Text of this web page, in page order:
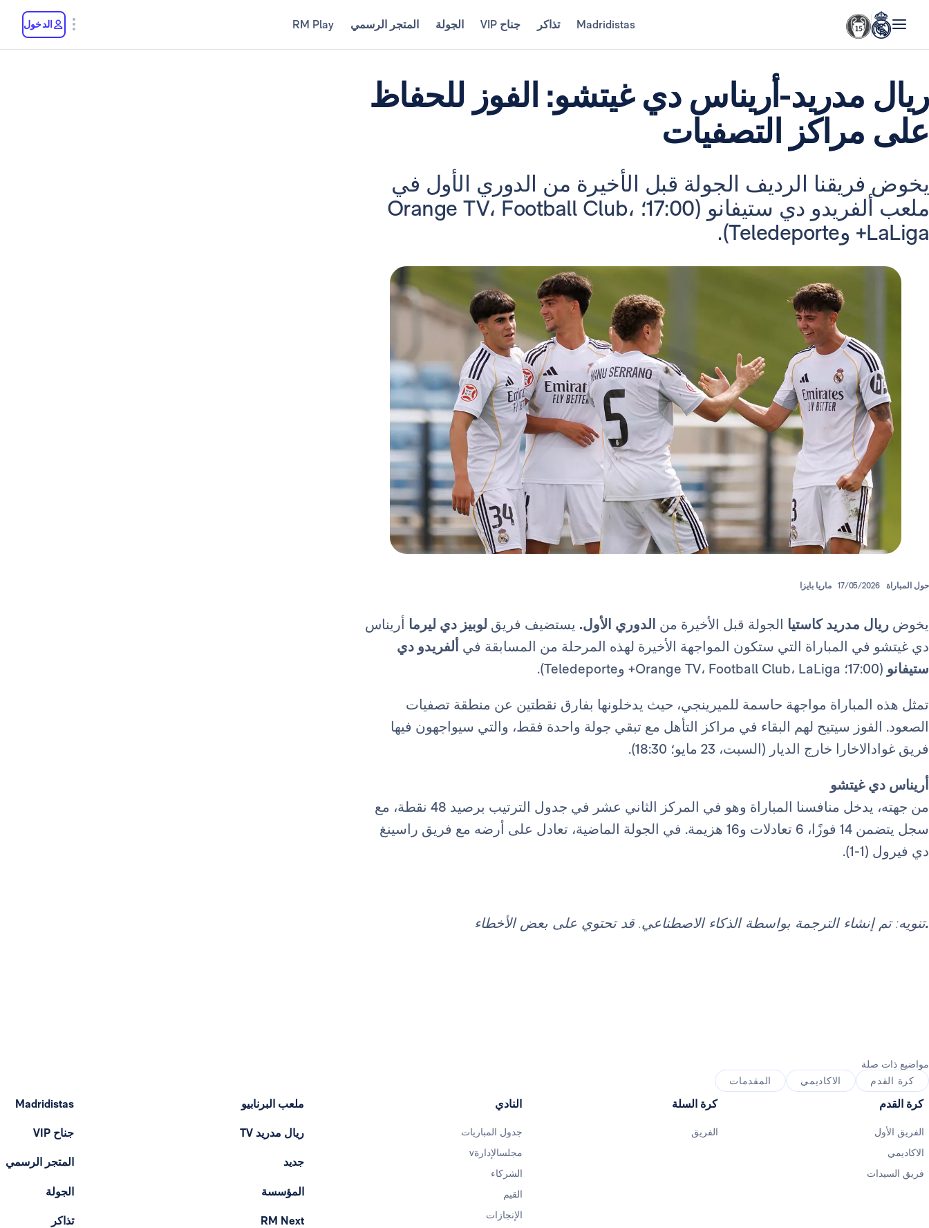
Madridistas تذاكر جناح VIP الجولة المتجر الرسمي RM Play الدخول
ريال مدريد-أريناس دي غيتشو: الفوز للحفاظ
على مراكز التصفيات
يخوض فريقنا الرديف الجولة قبل الأخيرة من الدوري الأول في
ملعب ألفريدو دي ستيفانو (17:00؛ Orange TV، Football Club،
LaLiga+ وTeledeporte).
حول المباراة 17/05/2026 ماريا بايزا
يخوض ريال مدريد كاستيا الجولة قبل الأخيرة من الدوري الأول. يستضيف فريق لوبيز دي ليرما أريناس
دي غيتشو في المباراة التي ستكون المواجهة الأخيرة لهذه المرحلة من المسابقة في ألفريدو دي
ستيفانو (17:00؛ Orange TV، Football Club، LaLiga+ وTeledeporte).
تمثل هذه المباراة مواجهة حاسمة للميرينجي، حيث يدخلونها بفارق نقطتين عن منطقة تصفيات
الصعود. الفوز سيتيح لهم البقاء في مراكز التأهل مع تبقي جولة واحدة فقط، والتي سيواجهون فيها
فريق غوادالاخارا خارج الديار (السبت، 23 مايو؛ 18:30).
أريناس دي غيتشو
من جهته، يدخل منافسنا المباراة وهو في المركز الثاني عشر في جدول الترتيب برصيد 48 نقطة، مع
سجل يتضمن 14 فوزًا، 6 تعادلات و16 هزيمة. في الجولة الماضية، تعادل على أرضه مع فريق راسينغ
دي فيرول (1-1).
.تنويه: تم إنشاء الترجمة بواسطة الذكاء الاصطناعي. قد تحتوي على بعض الأخطاء
مواضيع ذات صلة
كرة القدم
الاكاديمي المقدمات
كرة القدم
الفريق الأول
الاكاديمي
فريق السيدات
كرة السلة
الفريق
النادي
جدول المباريات
مجلسالإدارةv
الشركاء
القيم
الإنجازات
ملعب البرنابيو
ريال مدريد TV
جديد
المؤسسة
RM Next
Madridistas
جناح VIP
المتجر الرسمي
الجولة
تذاكر